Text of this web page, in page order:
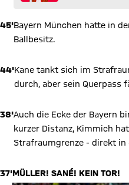
45'Bayern München hatte in
Ballbesitz.
44'Kane tankt sich im
durch, aber sein Querpass
38'Auch die Ecke der Bayern
kurzer Distanz, Kimmich
Strafraumgrenze - direkt in
37'MÜLLER! SANÉ! KEIN TOR!